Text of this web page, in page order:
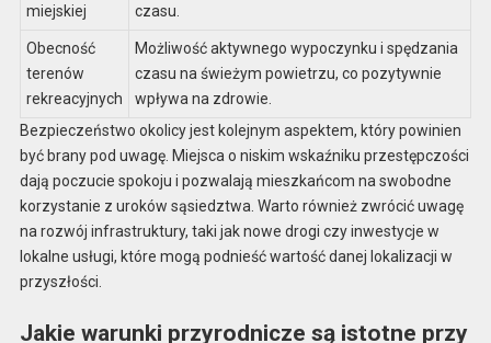
miejskiej
czasu.
Obecność
terenów
rekreacyjnych
Możliwość aktywnego wypoczynku i spędzania
czasu na świeżym powietrzu, co pozytywnie
wpływa na zdrowie.
Bezpieczeństwo okolicy jest kolejnym aspektem, który powinien
być brany pod uwagę. Miejsca o niskim wskaźniku przestępczości
dają poczucie spokoju i pozwalają mieszkańcom na swobodne
korzystanie z uroków sąsiedztwa. Warto również zwrócić uwagę
na rozwój infrastruktury, taki jak nowe drogi czy inwestycje w
lokalne usługi, które mogą podnieść wartość danej lokalizacji w
przyszłości.
Jakie warunki przyrodnicze są istotne przy